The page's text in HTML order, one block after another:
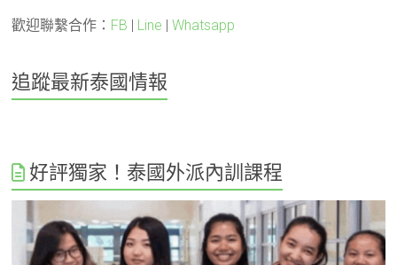
歡迎聯繫合作： FB | Line |Whatsapp
追蹤最新泰國情報
好評獨家！泰國外派內訓課程